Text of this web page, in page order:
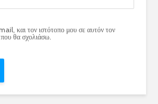
και τον ιστότοπο μου σε αυτόν τον
θα σχολιάσω.